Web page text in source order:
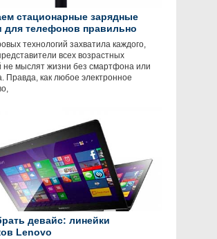
стационарные зарядные
для телефонов правильно
технологий захватила каждого,
всех возрастных
не мыслят жизни без смартфона или
Правда, как любое электронное
девайс: линейки
Lenovo